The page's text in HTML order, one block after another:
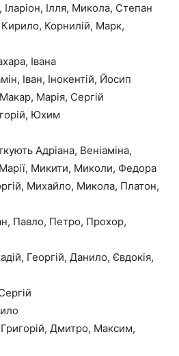
Іларіон, Ілля, Микола, Степан
Кирило, Корнилій, Марк,
Івана
Іван, Інокентій, Йосип
Марія, Сергій
Юхим
Адріана, Веніаміна,
Марії, Микити, Миколи, Федора
Михайло, Микола, Платон,
Павло, Петро, Прохор,
Георгій, Данило, Євдокія,
Дмитро, Максим,